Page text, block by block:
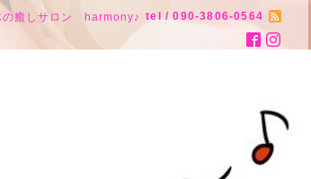
の癒しサロン harmony♪ tel / 090-3806-0564